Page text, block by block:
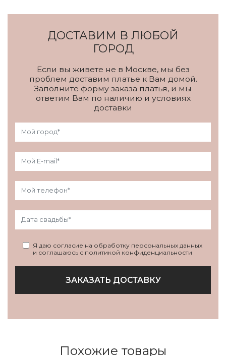
ДОСТАВИМ В ЛЮБОЙ
ГОРОД
Если вы живете не в Москве, мы без
проблем доставим платье к Вам домой.
Заполните форму заказа платья, и мы
ответим Вам по наличию и условиях
доставки
Я даю согласие на обработку персональных данных
и соглашаюсь с политикой конфиденциальности
ЗАКАЗАТЬ ДОСТАВКУ
Похожие товары